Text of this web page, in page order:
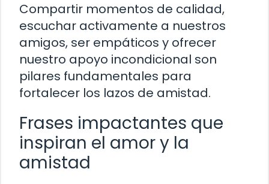
Compartir momentos de calidad,
escuchar activamente a nuestros
amigos, ser empáticos y ofrecer
nuestro apoyo incondicional son
pilares fundamentales para
fortalecer los lazos de amistad.
Frases impactantes que
inspiran el amor y la
amistad